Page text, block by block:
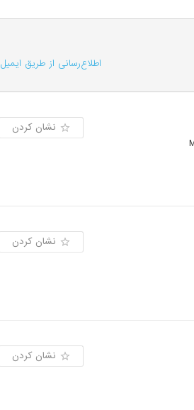
اطلاع‌رسانی از طریق ایمیل
نشان کردن
نشان کردن
نشان کردن